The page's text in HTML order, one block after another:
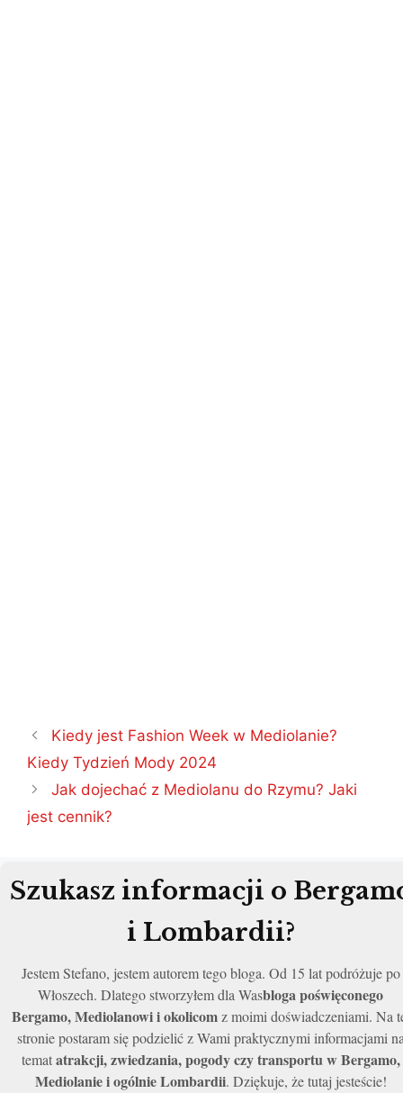
Nawigacja
wpisu
Kiedy jest Fashion Week w Mediolanie?
Kiedy Tydzień Mody 2024
Jak dojechać z Mediolanu do Rzymu? Jaki
jest cennik?
Szukasz informacji o
i Lombardii?
Jestem Stefano, jestem autorem tego bloga. Od 15 lat podróżuje po
Włoszech. Dlatego stworzyłem dla Wasbloga poświęconego
Bergamo, Mediolanowi i okolicomz moimi doświadczeniami. Na
stronie postaram się podzielić z Wami praktycznymi informacjami
tematatrakcji, zwiedzania, pogody czy transportu w Bergamo,
Mediolanie i ogólnie Lombardii. Dziękuje, że tutaj jesteście!